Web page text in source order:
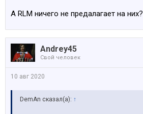
А RLM ничего не предалагает на них?
Andrey45
Свой человек
10 авг 2020
DemAn сказал(а): ↑